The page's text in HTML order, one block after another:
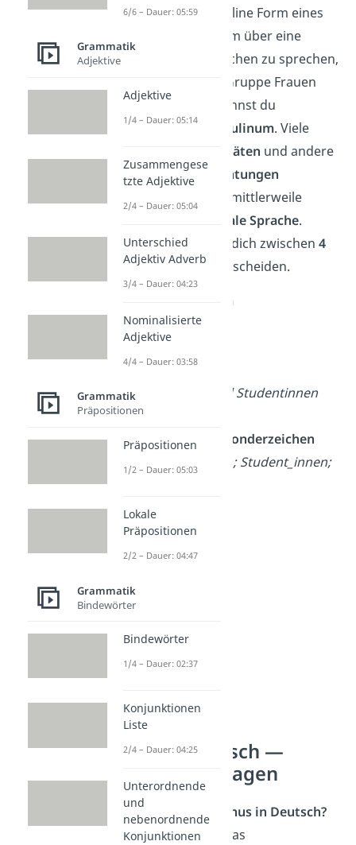
oftmals die maskuline Form eines
Wortes benutzt, um über eine
Gruppe von Menschen zu sprechen,
auch wenn diese Gruppe Frauen
beinhaltet. Das nennst du
generisches Maskulinum. Viele
Universitäten und andere
öffentliche Einrichtungen
verwenden daher mittlerweile
geschlechtsneutrale Sprache.
Hierbei kannst du dich zwischen 4
Möglichkeiten
entscheiden.
Neutrale Form
Studierende
Paarform
Studenten und Studentinnen
Gendern mit Sonderzeichen
Student*innen; Student_innen;
Binnen-I
StudentInnen
Genus Deutsch —
häufigste Fragen
Was ist ein Genus in Deutsch?
Ein Genus ist das
6/6 – Dauer: 05:59
Grammatik
Adjektive
Adjektive
1/4 – Dauer: 05:14
Zusammengese
tzte Adjektive
2/4 – Dauer: 05:04
Unterschied
Adjektiv Adverb
3/4 – Dauer: 04:23
Nominalisierte
Adjektive
4/4 – Dauer: 03:58
Grammatik
Präpositionen
Präpositionen
1/2 – Dauer: 05:03
Lokale
Präpositionen
2/2 – Dauer: 04:47
Grammatik
Bindewörter
Bindewörter
1/4 – Dauer: 02:37
Konjunktionen
Liste
2/4 – Dauer: 04:25
Unterordnende
und
nebenordnende
Konjunktionen